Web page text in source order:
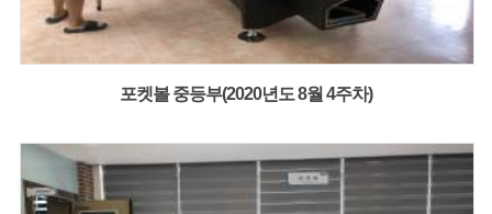
포켓볼 중등부(2020년도 8월 4주차)